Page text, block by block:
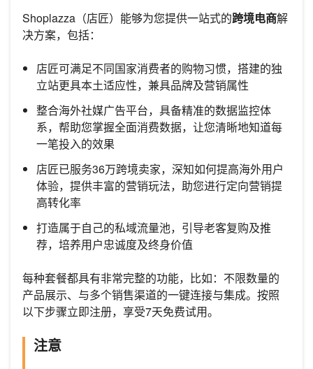
Shoplazza（店匠）能够为您提供一站式的跨境电商解
决方案，包括：
店匠可满足不同国家消费者的购物习惯，搭建的独
立站更具本土适应性，兼具品牌及营销属性
整合海外社媒广告平台，具备精准的数据监控体
系，帮助您掌握全面消费数据，让您清晰地知道每
一笔投入的效果
店匠已服务36万跨境卖家，深知如何提高海外用户
体验，提供丰富的营销玩法，助您进行定向营销提
高转化率
打造属于自己的私域流量池，引导老客复购及推
荐，培养用户忠诚度及终身价值
每种套餐都具有非常完整的功能，比如：不限数量的
产品展示、与多个销售渠道的一键连接与集成。按照
以下步骤立即注册，享受7天免费试用。
注意